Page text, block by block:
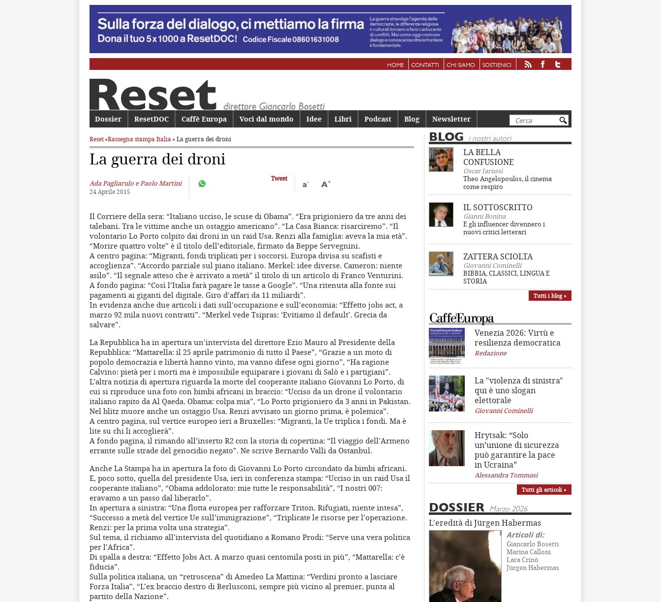
HOME CONTATTI CHI SIAMO SOSTIENICI
Cerca
Menu principale
Vai al contenuto principale
Vai al contenuto secondario
Dossier ResetDOC Caffè Europa Voci dal mondo Idee Libri Podcast Blog Newsletter
Reset»Rassegna stampa Italia» La guerra dei droni
La guerra dei droni
Ada Pagliarulo e Paolo Martini
24 Aprile 2015
Tweet
a- A+
Il Corriere della sera: “Italiano ucciso, le scuse di Obama”. “Era prigioniero da tre anni dei
talebani. Tra le vittime anche un ostaggio americano”. “La Casa Bianca: risarciremo”. “Il
volontario Lo Porto colpito dai droni in un raid Usa. Renzi alla famiglia: aveva la mia età”.
“Morire quattro volte” è il titolo dell’editoriale, firmato da Beppe Servegnini.
A centro pagina: “Migranti, fondi triplicati per i soccorsi. Europa divisa su scafisti e
accoglienza”. “Accordo parziale sul piano italiano. Merkel: idee diverse. Cameron: niente
asilo”. “Il segnale atteso che è arrivato a metà” il titolo di un articolo di Franco Venturini.
A fondo pagina: “Così l’Italia farà pagare le tasse a Google”. “Una ritenuta alla fonte sui
pagamenti ai giganti del digitale. Giro d’affari da 11 miliardi”.
In evidenza anche due articoli i dati sull’occupazione e sull’economia: “Effetto jobs act, a
marzo 92 mila nuovi contratti”. “Merkel vede Tsipras: ‘Evitiamo il default’. Grecia da
salvare”.
La Repubblica ha in apertura un’intervista del direttore Ezio Mauro al Presidente della
Repubblica: “Mattarella: il 25 aprile patrimonio di tutto il Paese”, “Grazie a un moto di
popolo democrazia e libertà hanno vinto, ma vanno difese ogni giorno”, “Ha ragione
Calvino: pietà per i morti ma è impossibile equiparare i giovani di Salò e i partigiani”.
L’altra notizia di apertura riguarda la morte del cooperante italiano Giovanni Lo Porto, di
cui si riproduce una foto con bimbi africani in braccio: “Ucciso da un drone il volontario
italiano rapito da Al Qaeda. Obama: colpa mia”, “Lo Porto prigioniero da 3 anni in Pakistan.
Nel blitz muore anche un ostaggio Usa. Renzi avvisato un giorno prima, è polemica”.
A centro pagina, sul vertice europeo ieri a Bruxelles: “Migranti, la Ue triplica i fondi. Ma è
lite su chi li accoglierà”.
A fondo pagina, il rimando all’inserto R2 con la storia di copertina: “Il viaggio dell’Armeno
errante sulle strade del genocidio negato”. Ne scrive Bernardo Valli da Ostanbul.
Anche La Stampa ha in apertura la foto di Giovanni Lo Porto circondato da bimbi africani.
E, poco sotto, quella del presidente Usa, ieri in conferenza stampa: “Ucciso in un raid Usa il
cooperante italiano”, “Obama addolorato: mie tutte le responsabilità”, “I nostri 007:
eravamo a un passo dal liberarlo”.
In apertura a sinistra: “Una flotta europea per rafforzare Triton. Rifugiati, niente intesa”,
“Successo a metà del vertice Ue sull’immigrazione”, “Triplicate le risorse per l’operazione.
Renzi: per la prima volta una strategia”.
Sul tema, il richiamo all’intervista del quotidiano a Romano Prodi: “Serve una vera politica
per l’Africa”.
Di spalla a destra: “Effetto Jobs Act. A marzo quasi centomila posti in più”, “Mattarella: c’è
fiducia”.
Sulla politica italiana, un “retroscena” di Amedeo La Mattina: “Verdini pronto a lasciare
Forza Italia”, “L’ex braccio destro di Berlusconi, sempre più vicino al premier, punta al
partito della Nazione”.
BLOG i nostri autori
LA BELLA
CONFUSIONE
Oscar Iarussi
Theo Angelopoulos, il cinema
come respiro
IL SOTTOSCRITTO
Gianni Bonina
E gli influencer divennero i
nuovi critici letterari
ZATTERA SCIOLTA
Giovanni Cominelli
BIBBIA, CLASSICI, LINGUA E
STORIA
Tutti i blog »
Venezia 2026: Virtù e
resilienza democratica
Redazione
La "violenza di sinistra"
qui è uno slogan
elettorale
Giovanni Cominelli
Hrytsak: “Solo
un’unione di sicurezza
può garantire la pace
in Ucraina”
Alessandra Tommasi
Tutti gli articoli »
DOSSIER Marzo 2026
L'eredità di Jürgen Habermas
Articoli di:
Giancarlo Bosetti
Marina Calloni
Lara Crinò
Jürgen Habermas